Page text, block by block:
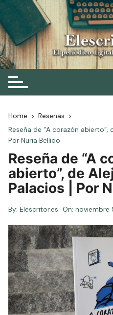
Skip
to
content
Elescritor.es
El periódico digital de los
Home
Reseñas
Reseña de “A corazón abierto”,
Por Nuria Bellido
Reseña de “A
abierto”, de
Palacios | Por
By: Elescritor.es On:noviembre